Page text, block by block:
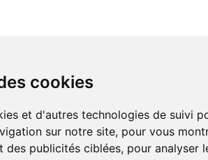
cookies
et d'autres technologies de suivi
sur notre site, pour vous
des publicités ciblées, pour analyser